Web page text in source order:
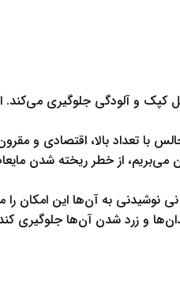
کپک و آلودگی جلوگیری
با تعداد بالا، اقتصادی و
می‌بریم، از خطر ریخته شدن
نی نوشیدنی به آن‌ها این
و زرد شدن آن‌ها جلوگیری